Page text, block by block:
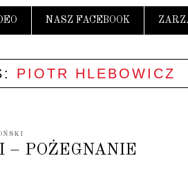
NASZ FACEBOOK
PIOTR HLEBOWICZ
– POŻEGNANIE